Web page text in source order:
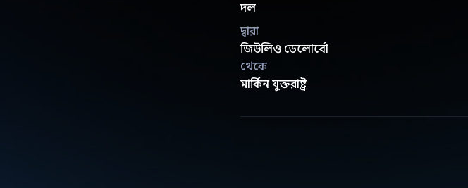
দল
দ্বারা
জিউলিও ডেলোর্বো
থেকে
মার্কিন যুক্তরাষ্ট্র